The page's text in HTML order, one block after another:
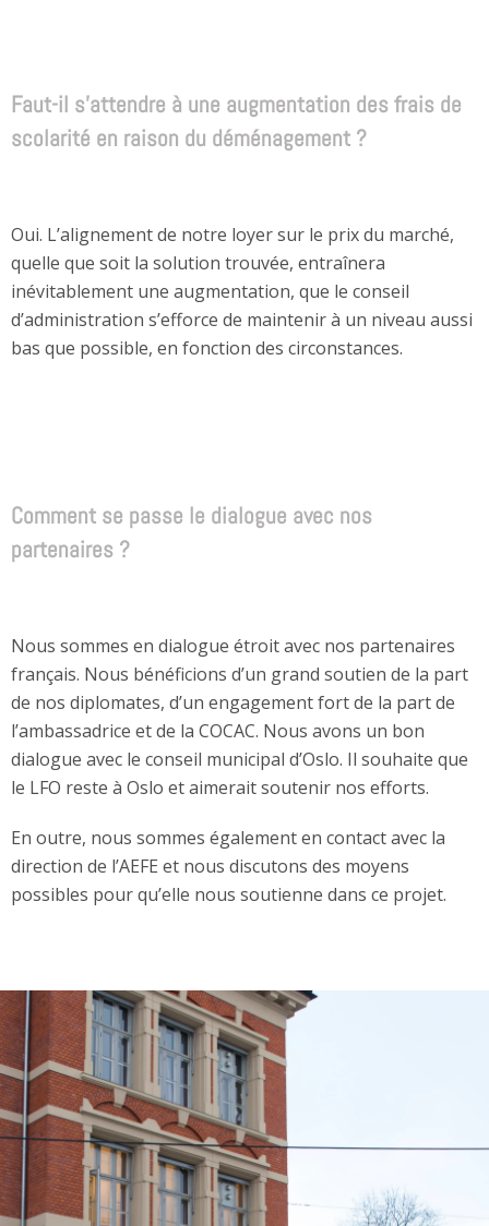
Faut-il s'attendre à une augmentation des frais de
scolarité en raison du déménagement ?
Oui. L’alignement de notre loyer sur le prix du marché,
quelle que soit la solution trouvée, entraînera
inévitablement une augmentation, que le conseil
d’administration s’efforce de maintenir à un niveau aussi
bas que possible, en fonction des circonstances.
Comment se passe le dialogue avec nos
partenaires ?
Nous sommes en dialogue étroit avec nos partenaires
français. Nous bénéficions d’un grand soutien de la part
de nos diplomates, d’un engagement fort de la part de
l’ambassadrice et de la COCAC. Nous avons un bon
dialogue avec le conseil municipal d’Oslo. Il souhaite que
le LFO reste à Oslo et aimerait soutenir nos efforts.
En outre, nous sommes également en contact avec la
direction de l’AEFE et nous discutons des moyens
possibles pour qu’elle nous soutienne dans ce projet.